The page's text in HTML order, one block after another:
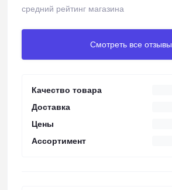
средний рейтинг магазина
Смотреть все отзывы
Качество товара
Доставка
Цены
Ассортимент